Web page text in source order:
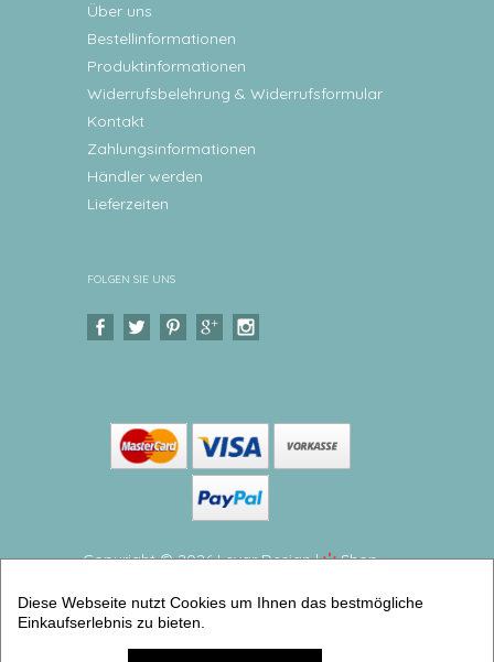
Über uns
Bestellinformationen
Produktinformationen
Widerrufsbelehrung & Widerrufsformular
Kontakt
Zahlungsinformationen
Händler werden
Lieferzeiten
FOLGEN SIE UNS
Copyright © 2026 Levar Design |
Shop
Spardose Eule Geldgeschenk zur Geburt oder Taufe
für Babys (Spardosen für Kinder personalisiert) |
Artikelnummer: 106321435 -4
Diese Webseite nutzt Cookies um Ihnen das bestmögliche
Einkaufserlebnis zu bieten.